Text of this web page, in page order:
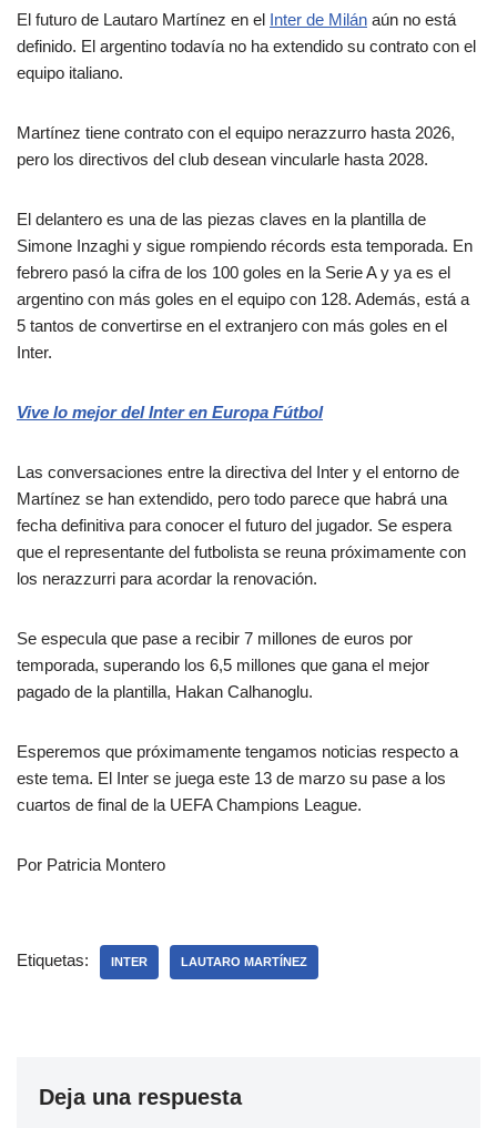
El futuro de Lautaro Martínez en el Inter de Milán aún no está
definido. El argentino todavía no ha extendido su contrato con el
equipo italiano.
Martínez tiene contrato con el equipo nerazzurro hasta 2026,
pero los directivos del club desean vincularle hasta 2028.
El delantero es una de las piezas claves en la plantilla de
Simone Inzaghi y sigue rompiendo récords esta temporada. En
febrero pasó la cifra de los 100 goles en la Serie A y ya es el
argentino con más goles en el equipo con 128. Además, está a
5 tantos de convertirse en el extranjero con más goles en el
Inter.
Vive lo mejor del Inter en Europa Fútbol
Las conversaciones entre la directiva del Inter y el entorno de
Martínez se han extendido, pero todo parece que habrá una
fecha definitiva para conocer el futuro del jugador. Se espera
que el representante del futbolista se reuna próximamente con
los nerazzurri para acordar la renovación.
Se especula que pase a recibir 7 millones de euros por
temporada, superando los 6,5 millones que gana el mejor
pagado de la plantilla, Hakan Calhanoglu.
Esperemos que próximamente tengamos noticias respecto a
este tema. El Inter se juega este 13 de marzo su pase a los
cuartos de final de la UEFA Champions League.
Por Patricia Montero
Etiquetas: INTER LAUTARO MARTÍNEZ
Deja una respuesta